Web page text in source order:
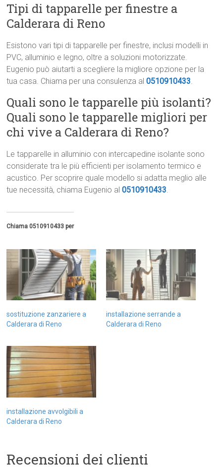
Tipi di tapparelle per finestre a
Calderara di Reno
Esistono vari tipi di tapparelle per finestre, inclusi modelli in
PVC, alluminio e legno, oltre a soluzioni motorizzate.
Eugenio può aiutarti a scegliere la migliore opzione per la
tua casa. Chiama per una consulenza al0510910433.
Quali sono le tapparelle più isolanti?
Quali sono le tapparelle migliori per
chi vive a Calderara di Reno?
Le tapparelle in alluminio con intercapedine isolante sono
considerate tra le più efficienti per isolamento termico e
acustico. Per scoprire quale modello si adatta meglio alle
tue necessità, chiama Eugenio al0510910433.
Chiama 0510910433 per
sostituzione zanzariere a
Calderara di Reno
installazione serrande a
Calderara di Reno
installazione avvolgibili a
Calderara di Reno
Recensioni dei clienti